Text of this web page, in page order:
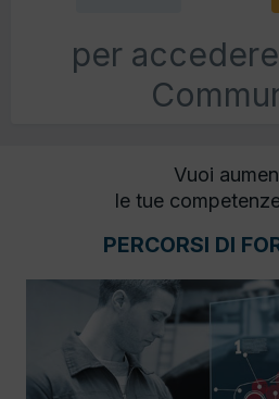
per
Vuoi
le tue
PERCORSI DI